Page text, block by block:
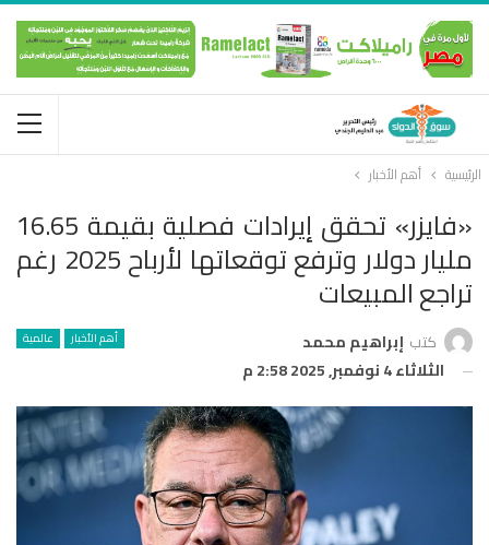
الرئيسية أهم الأخبار
«فايزر» تحقق إيرادات فصلية بقيمة 16.65
مليار دولار وترفع توقعاتها لأرباح 2025 رغم
تراجع المبيعات
أهم الأخبار عالمية كتب إبراهيم محمد
الثلاثاء 4 نوفمبر, 2025 2:58 م